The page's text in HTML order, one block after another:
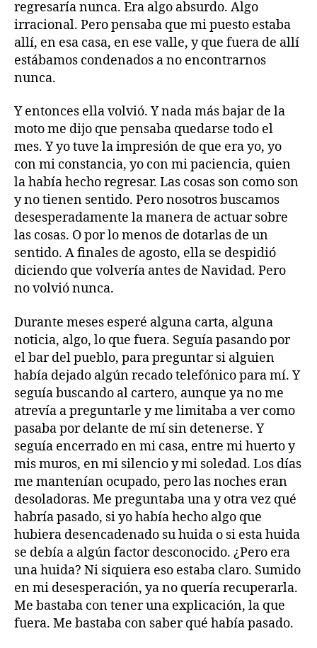
regresaría nunca. Era algo absurdo. Algo
irracional. Pero pensaba que mi puesto estaba
allí, en esa casa, en ese valle, y que fuera de allí
estábamos condenados a no encontrarnos
nunca.
Y entonces ella volvió. Y nada más bajar de la
moto me dijo que pensaba quedarse todo el
mes. Y yo tuve la impresión de que era yo, yo
con mi constancia, yo con mi paciencia, quien
la había hecho regresar. Las cosas son como son
y no tienen sentido. Pero nosotros buscamos
desesperadamente la manera de actuar sobre
las cosas. O por lo menos de dotarlas de un
sentido. A finales de agosto, ella se despidió
diciendo que volvería antes de Navidad. Pero
no volvió nunca.
Durante meses esperé alguna carta, alguna
noticia, algo, lo que fuera. Seguía pasando por
el bar del pueblo, para preguntar si alguien
había dejado algún recado telefónico para mí. Y
seguía buscando al cartero, aunque ya no me
atrevía a preguntarle y me limitaba a ver como
pasaba por delante de mí sin detenerse. Y
seguía encerrado en mi casa, entre mi huerto y
mis muros, en mi silencio y mi soledad. Los días
me mantenían ocupado, pero las noches eran
desoladoras. Me preguntaba una y otra vez qué
habría pasado, si yo había hecho algo que
hubiera desencadenado su huida o si esta huida
se debía a algún factor desconocido. ¿Pero era
una huida? Ni siquiera eso estaba claro. Sumido
en mi desesperación, ya no quería recuperarla.
Me bastaba con tener una explicación, la que
fuera. Me bastaba con saber qué había pasado.